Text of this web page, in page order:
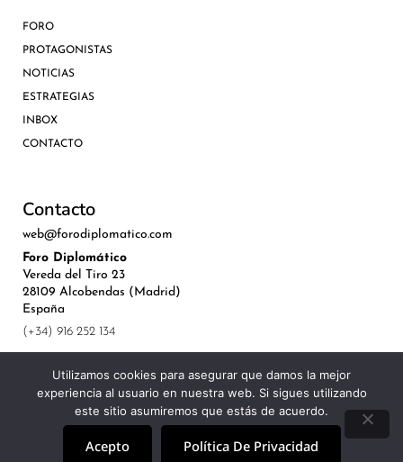
FORO
PROTAGONISTAS
NOTICIAS
ESTRATEGIAS
INBOX
CONTACTO
Contacto
web@forodiplomatico.com
Foro Diplomático
Vereda del Tiro 23
28109 Alcobendas (Madrid)
España
(+34) 916 252 134
Utilizamos cookies para asegurar que damos la mejor
experiencia al usuario en nuestra web. Si sigues utilizando
este sitio asumiremos que estás de acuerdo.
Acepto Política De Privacidad